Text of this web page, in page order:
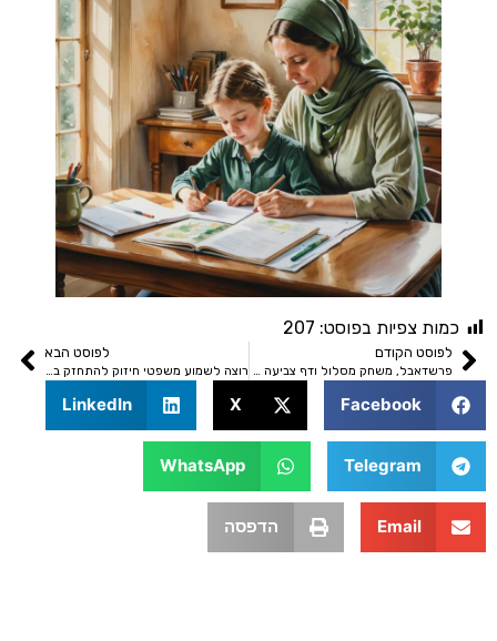
צפיות בפוסט: 207
הקודם
פרשדאבל, משחק מסלול ודף צביעה לפרשת שמות
לפוסט הבא
רוצה לשמוע משפטי חיזוק להתחזק במידת הביטחון? מוזמנים באהבה
Facebook
LinkedIn
Telegram
WhatsApp
Email הדפסה